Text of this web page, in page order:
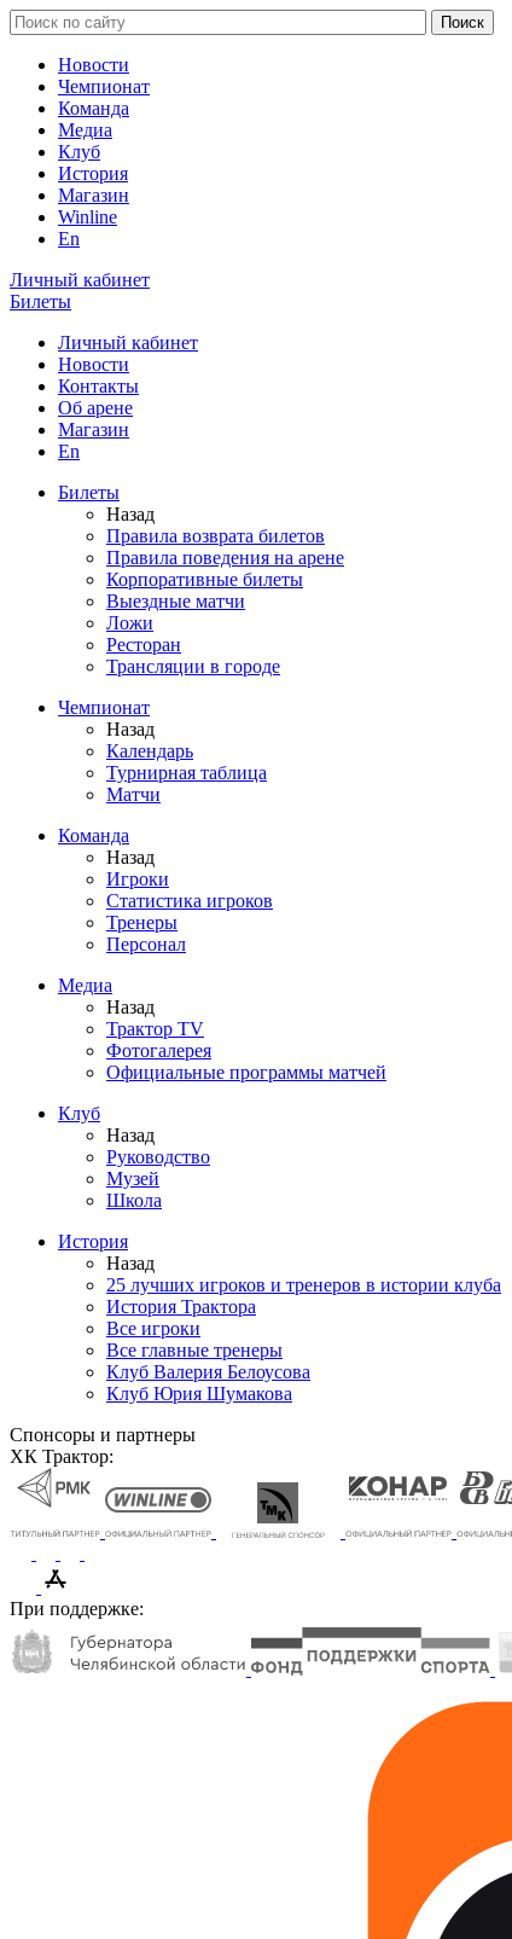
Новости
Чемпионат
Команда
Медиа
Клуб
История
Магазин
Winline
En
Личный кабинет
Билеты
Личный кабинет
Новости
Контакты
Об арене
Магазин
En
Билеты
Назад
Правила возврата билетов
Правила поведения на арене
Корпоративные билеты
Выездные матчи
Ложи
Ресторан
Трансляции в городе
Чемпионат
Назад
Календарь
Турнирная таблица
Матчи
Команда
Назад
Игроки
Статистика игроков
Тренеры
Персонал
Медиа
Назад
Трактор TV
Фотогалерея
Официальные программы матчей
Клуб
Назад
Руководство
Музей
Школа
История
Назад
25 лучших игроков и тренеров в истории клуба
История Трактора
Все игроки
Все главные тренеры
Клуб Валерия Белоусова
Клуб Юрия Шумакова
Спонсоры и партнеры
ХК Трактор:
При поддержке: